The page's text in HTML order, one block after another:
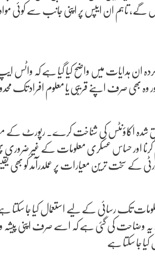
تاہم ان ایپس پر اپنی جانب سے کوئی
ان ہدایات میں واضح کیا گیا ہے کہ واٹس
وہ بھی صرف اپنے قریبی یا معلوم افراد تک
شدہ اکاؤنٹس کی شناخت کرے۔ رپورٹ کے
حساس عسکری معلومات کے غیر ضروری
کے سخت ترین معیارات پر عملدرآمد کو بھی
تک رسائی کے لیے استعمال کیا جا سکتا
کی گئی ہے کہ اسے صرف اپنی پیشہ
جا سکتا ہے